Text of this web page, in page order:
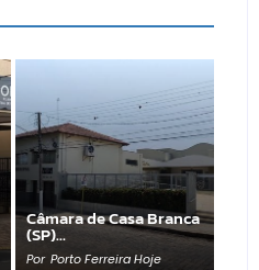
Câmara de Casa Branca
(SP)…
Por Porto Ferreira Hoje